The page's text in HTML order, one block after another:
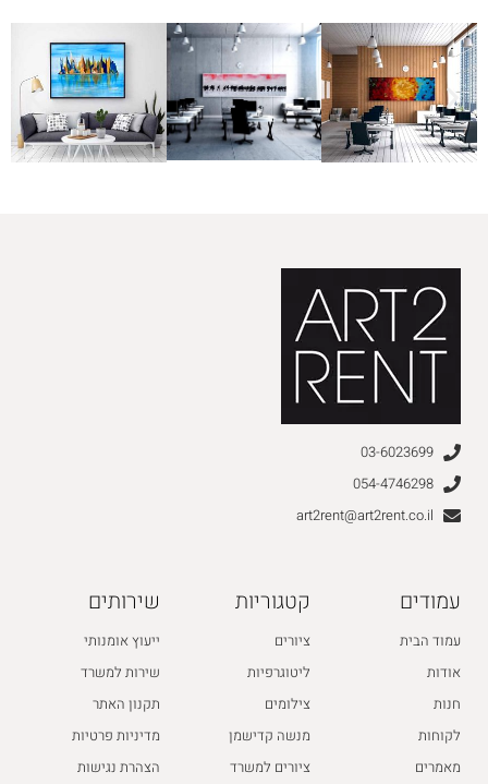
03-6023699
054-4746298
art2rent@art2rent.co.il
עמודים
עמוד הבית
אודות
חנות
לקוחות
מאמרים
קטגוריות
ציורים
ליטוגרפיות
צילומים
מנשה קדישמן
ציורים למשרד
שירותים
ייעוץ אומנותי
שירות למשרד
תקנון האתר
מדיניות פרטיות
הצהרת נגישות